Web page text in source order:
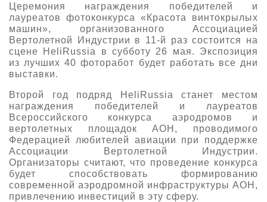
Церемония награждения победителей и
лауреатов фотоконкурса «Красота винтокрылых
машин», организованного Ассоциацией
Вертолетной Индустрии в 11-й раз состоится на
сцене HeliRussia в субботу 26 мая. Экспозиция
из лучших 40 фоторабот будет работать все дни
выставки.
Второй год подряд HeliRussia станет местом
награждения победителей и лауреатов
Всероссийского конкурса аэродромов и
вертолетных площадок АОН, проводимого
Федерацией любителей авиации при поддержке
Ассоциации Вертолетной Индустрии.
Организаторы считают, что проведение конкурса
будет способствовать формированию
современной аэродромной инфраструктуры АОН,
привлечению инвестиций в эту сферу.